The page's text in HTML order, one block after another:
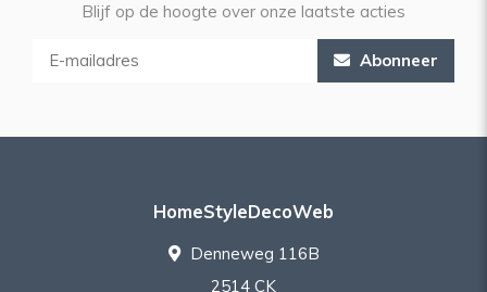
Blijf op de hoogte over onze laatste acties
Abonneer
HomeStyleDecoWeb
Denneweg 116B
2514 CK